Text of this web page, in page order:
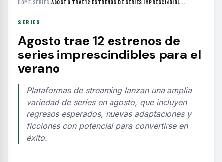
HOME› SERIES ›AGOSTO TRAE 12 ESTRENOS DE SERIES IMPRESCINDIBL...
SERIES
Agosto trae 12 estrenos de
series imprescindibles para el
verano
Plataformas de streaming lanzan una amplia
variedad de series en agosto, que incluyen
regresos esperados, nuevas adaptaciones y
ficciones con potencial para convertirse en
éxito.